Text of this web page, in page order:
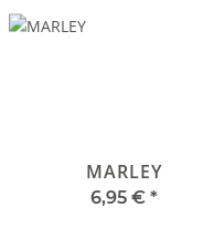
MARLEY
6,95 € *